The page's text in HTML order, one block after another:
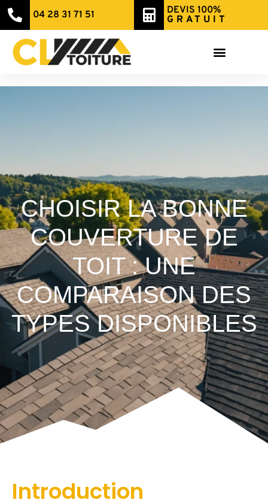
CHOISIR LA BONNE
COUVERTURE DE
TOIT : UNE
COMPARAISON DES
TYPES DISPONIBLES
Introduction
04 28 31 71 51
DEVIS 100%
GRATUIT